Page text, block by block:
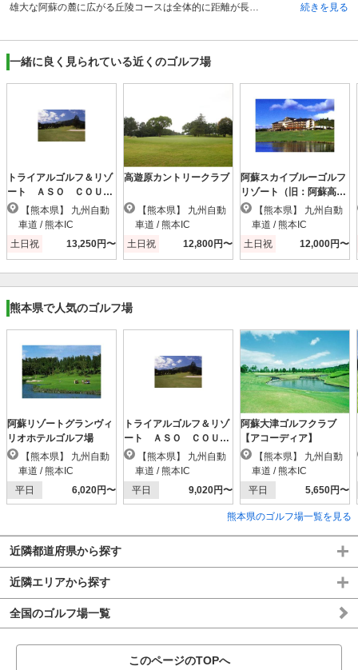
雄大な阿蘇の麓に広がる丘陵コースは全体的に距離が長く、クロスバンカーが随所に口を開けて待っているチャレンジングな18ホールです。OUTの1番は右サイドにOBが待ち構えている打ち下ろしのミドルホール。熊本市を一望できる景観が魅力です。9番は右ドッグレッグの上、距離も長いロングホール。ティショットはドローにならないように右へ思い切り打ち、セカンドはフェアウェイ中央を。アプローチショットが勝負の決め手となります。11番は熊本空港カントリークラブで最も距離のあるロングホールです。ティショット、セカンドは左サイドのフェアウェイ中央にキープし、3打目では後方のグラスバンカーと右サイドのOBに注意しましょう。最終18番ホールはグリーン手前に池が絡んでおり、池の手前で止めて刻むか、セカンドで一発勝負に出るか、考え抜かなくてはならない挑戦しがいのあるホールです。 続きを見る
一緒に良く見られている近くのゴルフ場
トライアルゴルフ＆リゾ
ート ＡＳＯ ＣＯＵＲ
ＳＥ（阿蘇東急）
車道 / 熊本IC
土日祝
13,250円〜
高遊原カントリークラブ
車道 / 熊本IC
土日祝
12,800円〜
阿蘇スカイブルーゴルフ
リゾート（旧：阿蘇高
森）
車道 / 熊本IC
土日祝
12,000円〜
熊本県で人気のゴルフ場
阿蘇リゾートグランヴィ
リオホテルゴルフ場
車道 / 熊本IC
平日
6,020円〜
トライアルゴルフ＆リゾ
ート ＡＳＯ ＣＯＵＲ
ＳＥ（阿蘇東急）
車道 / 熊本IC
平日
9,020円〜
阿蘇大津ゴルフクラブ
【アコーディア】
車道 / 熊本IC
平日
5,650円〜
熊本県のゴルフ場一覧を見る
近隣都道府県から探す
近隣エリアから探す
全国のゴルフ場一覧
このページのTOPへ